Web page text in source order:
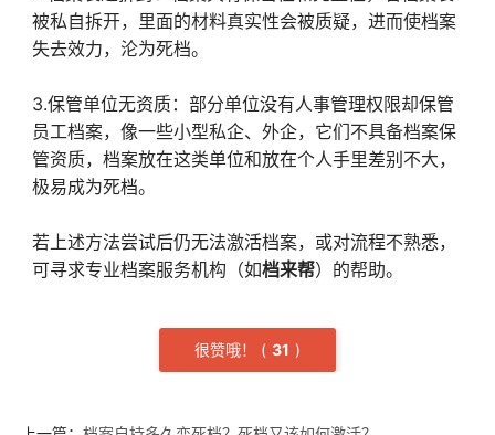
被私自拆开，里面的材料真实性会被质疑，进而使档案
失去效力，沦为死档。
3.保管单位无资质：部分单位没有人事管理权限却保管
员工档案，像一些小型私企、外企，它们不具备档案保
管资质，档案放在这类单位和放在个人手里差别不大，
极易成为死档。
若上述方法尝试后仍无法激活档案，或对流程不熟悉，
可寻求专业档案服务机构（如档来帮）的帮助。
很赞哦！ ( 31 )